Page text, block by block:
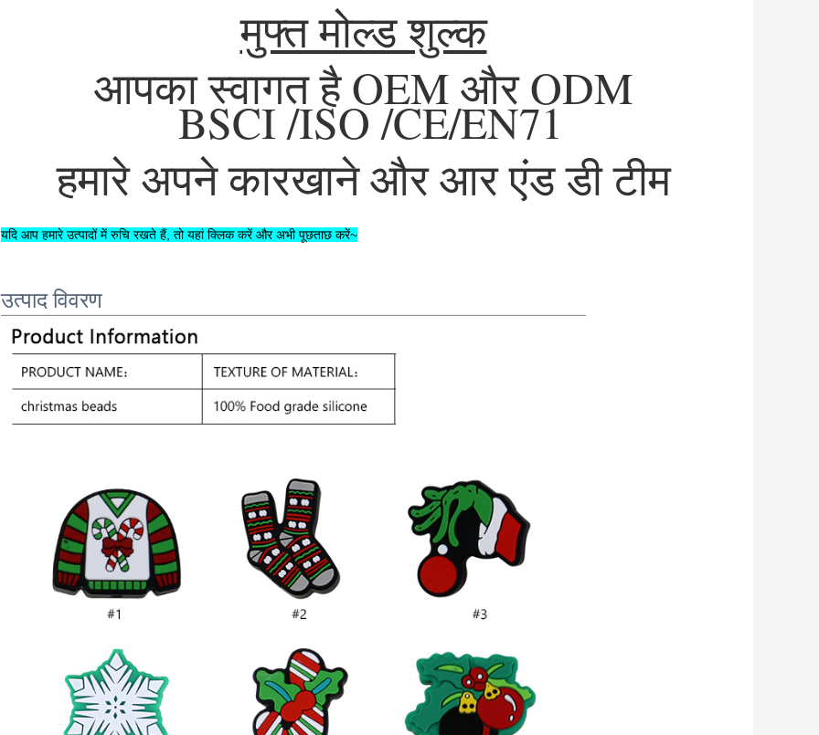
मुफ्त मोल्ड शुल्क
आपका स्वागत है OEM और ODM
BSCI /ISO /CE/EN71
हमारे अपने कारखाने और आर एंड डी टीम
यदि आप हमारे उत्पादों में रुचि रखते हैं, तो यहां क्लिक करें और अभी पूछताछ करें~
उत्पाद विवरण